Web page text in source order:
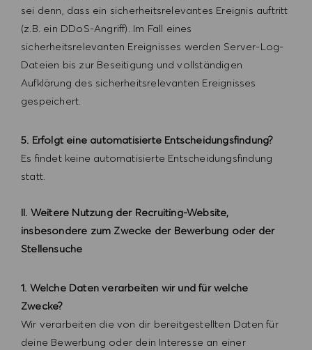
sei denn, dass ein sicherheitsrelevantes Ereignis auftritt
(z.B. ein DDoS-Angriff). Im Fall eines
sicherheitsrelevanten Ereignisses werden Server-Log-
Dateien bis zur Beseitigung und vollständigen
Aufklärung des sicherheitsrelevanten Ereignisses
gespeichert.
5. Erfolgt eine automatisierte Entscheidungsfindung?
Es findet keine automatisierte Entscheidungsfindung
statt.
II. Weitere Nutzung der Recruiting-Website,
insbesondere zum Zwecke der Bewerbung oder der
Stellensuche
1. Welche Daten verarbeiten wir und für welche
Zwecke?
Wir verarbeiten die von dir bereitgestellten Daten für
deine Bewerbung oder dein Interesse an einer